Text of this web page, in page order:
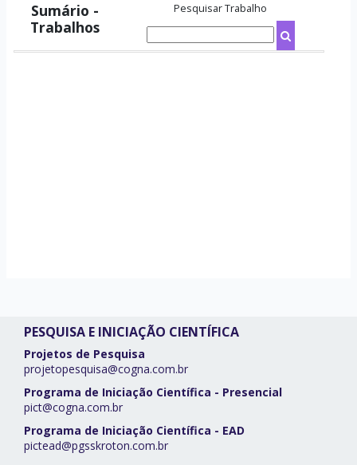
Sumário -
Trabalhos
Pesquisar Trabalho
PESQUISA E INICIAÇÃO CIENTÍFICA
Projetos de Pesquisa
projetopesquisa@cogna.com.br
Programa de Iniciação Científica - Presencial
pict@cogna.com.br
Programa de Iniciação Científica - EAD
pictead@pgsskroton.com.br